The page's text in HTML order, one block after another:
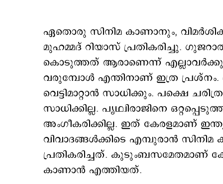
ഏതൊരു സിനിമ കാണാനും,
മുഹമ്മദ് റിയാസ് പ്രതികരിച്ചു.
കൊടുത്തത് ആരാണെന്ന്
വരുമ്പോൾ എന്തിനാണ് ഇത്ര
വെട്ടിമാറ്റാൻ സാധിക്കും. പക്ഷെ
സാധിക്കില്ല. പൃഥ്വിരാജിനെ
അംഗീകരിക്കില്ല. ഇത് കേരളമാണ്
വിവാദങ്ങൾക്കിടെ എമ്പുരാൻ സിനിമ
പ്രതികരിച്ചത്. കുടുംബസമേതമാണ്
കാണാൻ എത്തിയത്.